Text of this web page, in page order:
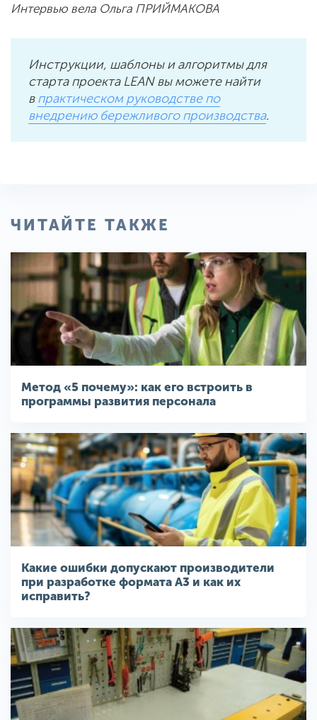
Интервью вела Ольга ПРИЙМАКОВА
Инструкции, шаблоны и алгоритмы для
старта проекта LEAN вы можете найти
впрактическом руководстве по
внедрению бережливого производства.
ЧИТАЙТЕ ТАКЖЕ
Метод «5 почему»: как его встроить в
программы развития персонала
Какие ошибки допускают производители
при разработке формата A3 и как их
исправить?